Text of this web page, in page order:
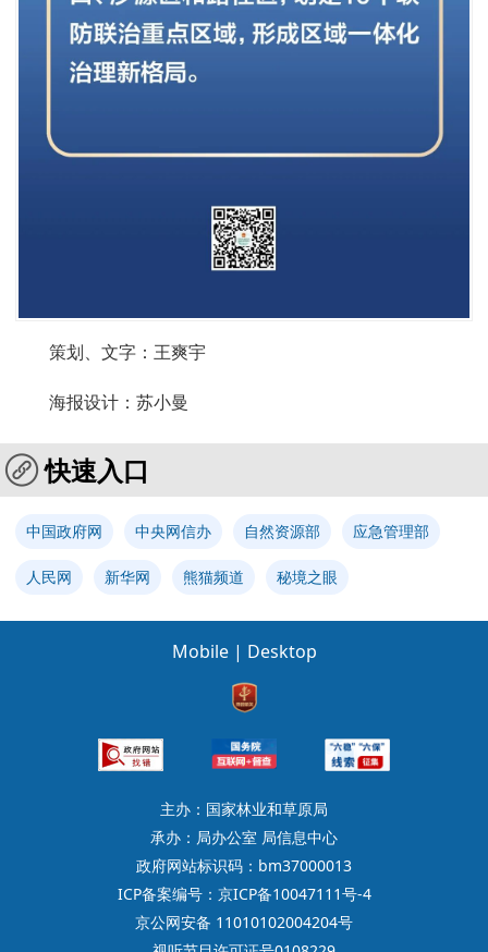
策划、文字：王爽宇
海报设计：苏小曼
快速入口
中国政府网 中央网信办 自然资源部 应急管理部
人民网 新华网 熊猫频道 秘境之眼
Mobile | Desktop
主办：国家林业和草原局
承办：局办公室 局信息中心
政府网站标识码：bm37000013
ICP备案编号：京ICP备10047111号-4
京公网安备 11010102004204号